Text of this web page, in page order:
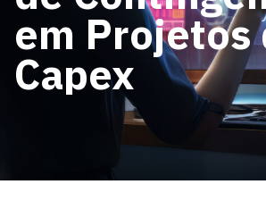
em Projetos
Capex